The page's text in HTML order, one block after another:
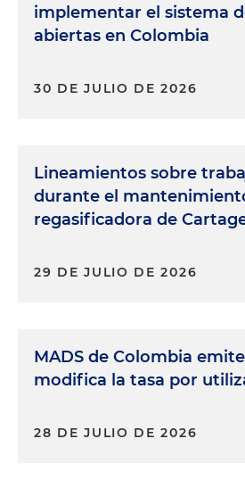
implementar el sistema
abiertas en Colombia
30 DE JULIO DE 2026
Lineamientos sobre
durante el
regasificadora de
29 DE JULIO DE 2026
MADS de Colombia
modifica la tasa por
28 DE JULIO DE 2026